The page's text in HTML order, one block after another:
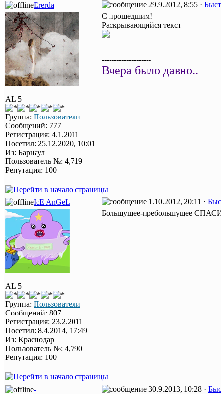
Ererda 29.9.2012, 8:55 ·
AL 5
Группа: Пользователи
Сообщений: 777
Регистрация: 4.1.2011
Посетил: 25.12.2020, 10:01
Из: Барнаул
Пользователь №: 4,719
Репутация: 100
С прошедшим!
Раскрывающийся текст
--------------------
Вчера было давно..
IcE AnGeL 1.10.2012, 20:11 ·
AL 5
Группа: Пользователи
Сообщений: 807
Регистрация: 23.2.2011
Посетил: 8.4.2014, 17:49
Из: Краснодар
Пользователь №: 4,790
Репутация: 100
Большущее-пребольшущее
- 30.9.2013, 10:28 ·